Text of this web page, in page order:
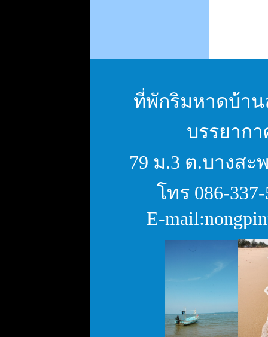
ที่พักริมหาดบ้าน
บรรยากา
79 ม.3 ต.บางส
โทร 086-
E-mail: